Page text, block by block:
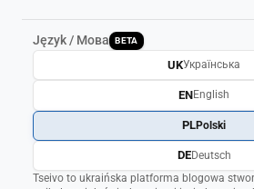
Język / Мова BETA
Tseivo to ukraińska platforma blogowa
UKУкраїнська
ENEnglish
PLPolski
DEDeutsch